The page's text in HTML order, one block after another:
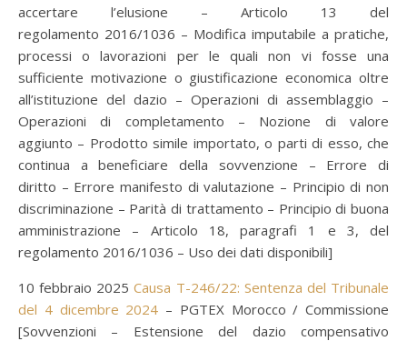
accertare l’elusione – Articolo 13 del
regolamento 2016/1036 – Modifica imputabile a pratiche,
processi o lavorazioni per le quali non vi fosse una
sufficiente motivazione o giustificazione economica oltre
all’istituzione del dazio – Operazioni di assemblaggio –
Operazioni di completamento – Nozione di valore
aggiunto – Prodotto simile importato, o parti di esso, che
continua a beneficiare della sovvenzione – Errore di
diritto – Errore manifesto di valutazione – Principio di non
discriminazione – Parità di trattamento – Principio di buona
amministrazione – Articolo 18, paragrafi 1 e 3, del
regolamento 2016/1036 – Uso dei dati disponibili]
10 febbraio 2025Causa T-246/22: Sentenza del Tribunale
del 4 dicembre 2024 – PGTEX Morocco / Commissione
[Sovvenzioni – Estensione del dazio compensativo